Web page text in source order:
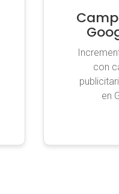
con
en